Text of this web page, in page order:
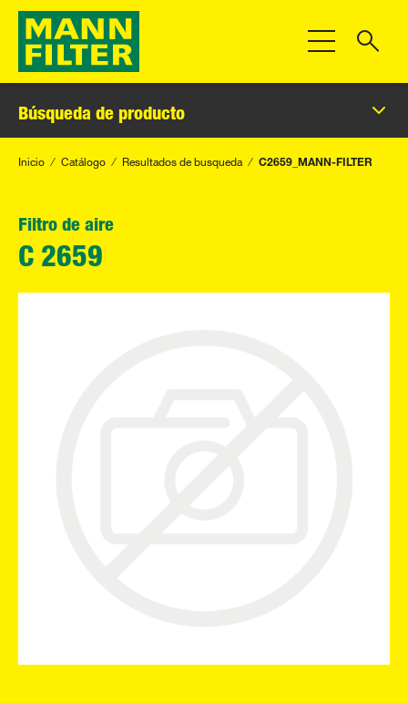
Toggle
Búsqueda de producto
Inicio Catálogo Resultados de busqueda C2659_MANN-FILTER
Filtro de aire
C 2659